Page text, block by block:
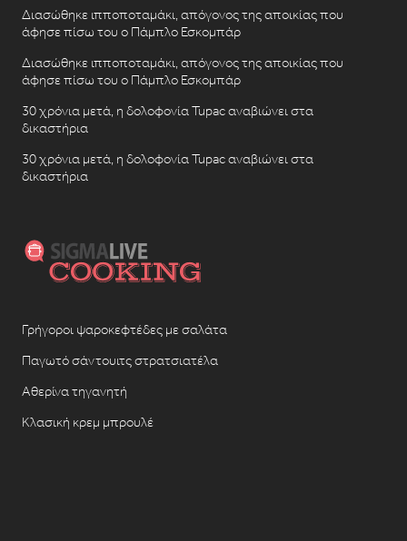
Διασώθηκε ιπποποταμάκι, απόγονος της αποικίας που
άφησε πίσω του ο Πάμπλο Εσκομπάρ
Διασώθηκε ιπποποταμάκι, απόγονος της αποικίας που
άφησε πίσω του ο Πάμπλο Εσκομπάρ
30 χρόνια μετά, η δολοφονία Tupac αναβιώνει στα
δικαστήρια
30 χρόνια μετά, η δολοφονία Tupac αναβιώνει στα
δικαστήρια
Γρήγοροι ψαροκεφτέδες με σαλάτα
Παγωτό σάντουιτς στρατσιατέλα
Αθερίνα τηγανητή
Κλασική κρεμ μπρουλέ